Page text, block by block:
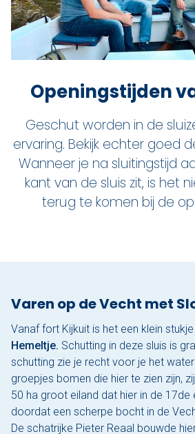
Openingstijden
Geschut worden in de
ervaring. Bekijk echter goed
Wanneer je na sluitingstijd
kant van de sluis zit, is het
terug te komen bij de
Varen op de Vecht met
Vanaf fort Kijkuit is het een klein
Hemeltje. Schutting in deze sluis is
schutting zie je recht voor je het
groepjes bomen die hier te zien zijn,
50 ha groot eiland dat hier in de
doordat een scherpe bocht in de
De schatrijke Pieter Reaal bouwde